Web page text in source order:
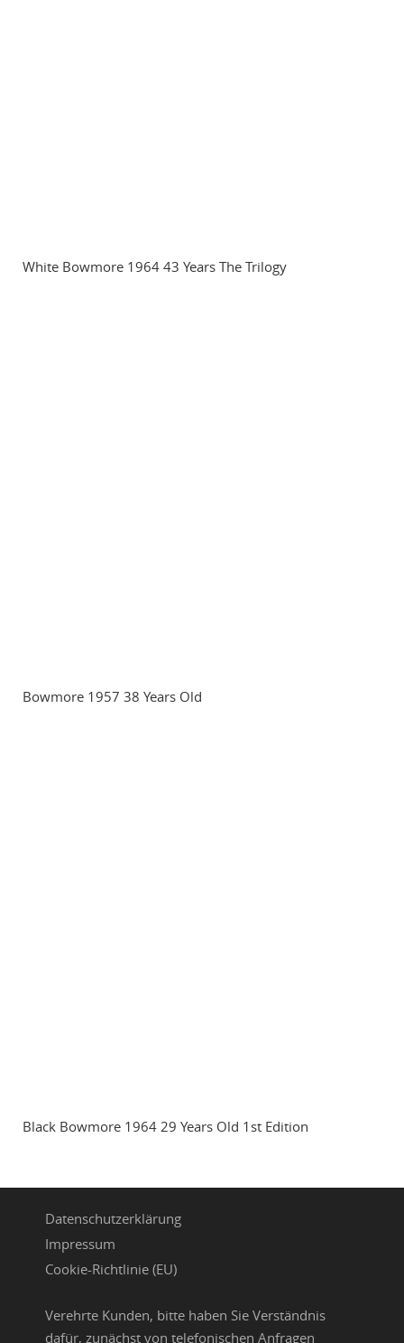
White Bowmore 1964 43 Years The Trilogy
Bowmore 1957 38 Years Old
Black Bowmore 1964 29 Years Old 1st Edition
Datenschutzerklärung
Impressum
Cookie-Richtlinie (EU)
Verehrte Kunden, bitte haben Sie Verständnis
dafür, zunächst von telefonischen Anfragen